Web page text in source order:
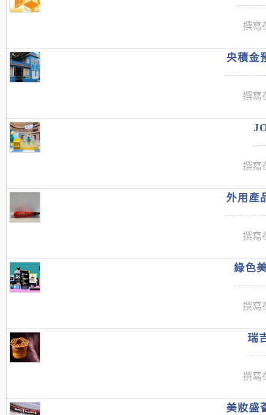
撰寫
央積金
撰寫
撰寫
外用產
撰寫
綠色
撰寫
瑞
撰寫
美妝盛